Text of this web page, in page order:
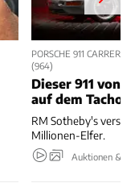
PORSCHE 911 CARRERA
964)
Dieser 911 von
auf dem Tacho
RM Sotheby's
Millionen-Elfer.
Auktionen &